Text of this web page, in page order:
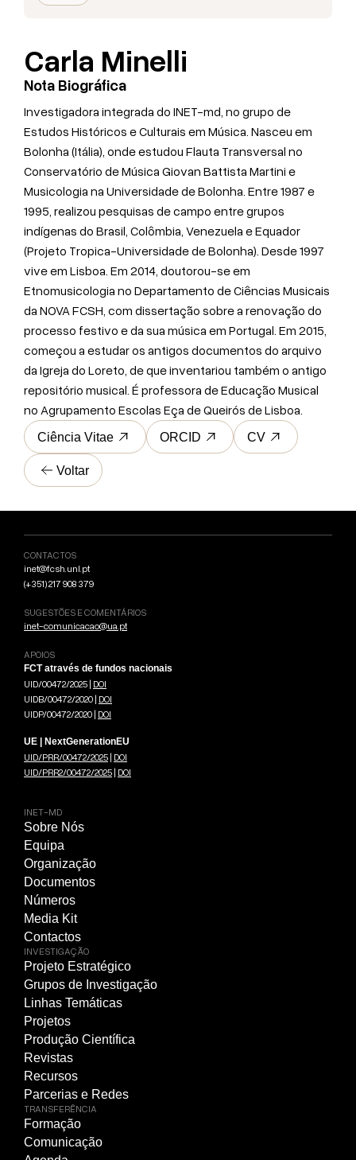
Voltar
Carla Minelli
Nota Biográfica
Investigadora integrada do INET-md, no grupo de
Estudos Históricos e Culturais em Música. Nasceu em
Bolonha (Itália), onde estudou Flauta Transversal no
Conservatório de Música Giovan Battista Martini e
Musicologia na Universidade de Bolonha. Entre 1987 e
1995, realizou pesquisas de campo entre grupos
indígenas do Brasil, Colômbia, Venezuela e Equador
(Projeto Tropica-Universidade de Bolonha). Desde 1997
vive em Lisboa. Em 2014, doutorou-se em
Etnomusicologia no Departamento de Ciências Musicais
da NOVA FCSH, com dissertação sobre a renovação do
processo festivo e da sua música em Portugal. Em 2015,
começou a estudar os antigos documentos do arquivo
da Igreja do Loreto, de que inventariou também o antigo
repositório musical. É professora de Educação Musical
no Agrupamento Escolas Eça de Queirós de Lisboa.
Ciência Vitae ORCID CV
CONTACTOS
inet@fcsh.unl.pt
(+351) 217 908 379
SUGESTÕES E COMENTÁRIOS
inet-comunicacao@ua.pt
APOIOS
FCT através de fundos nacionais
UID/00472/2025 | DOI
UIDB/00472/2020 | DOI
UIDP/00472/2020 | DOI
UE | NextGenerationEU
UID/PRR/00472/2025 | DOI
UID/PRR2/00472/2025 | DOI
INET-MD
Sobre Nós
Equipa
Organização
Documentos
Números
Media Kit
Contactos
INVESTIGAÇÃO
Projeto Estratégico
Grupos de Investigação
Linhas Temáticas
Projetos
Produção Científica
Revistas
Recursos
Parcerias e Redes
TRANSFERÊNCIA
Formação
Comunicação